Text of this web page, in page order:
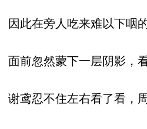
因此在旁人吃来难以下咽
面前忽然蒙下一层阴影，
谢鸢忍不住左右看了看，